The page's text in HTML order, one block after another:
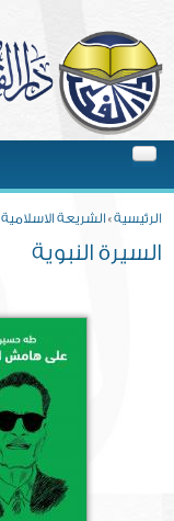
الرئيسية» الشريعة الاسلامية
السيرة النبوية